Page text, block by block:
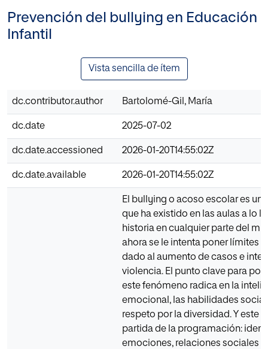
Prevención del bullying en Educación
Infantil
Vista sencilla de ítem
dc.contributor.author Bartolomé-Gil, María
dc.date 2025-07-02
dc.date.accessioned 2026-01-20T14:55:02Z
dc.date.available 2026-01-20T14:55:02Z
El bullying o acoso escolar es un
que ha existido en las aulas a lo
historia en cualquier parte del
ahora se le intenta poner límites
dado al aumento de casos e
violencia. El punto clave para
este fenómeno radica en la
emocional, las habilidades
respeto por la diversidad. Y este
partida de la programación:
emociones, relaciones sociales